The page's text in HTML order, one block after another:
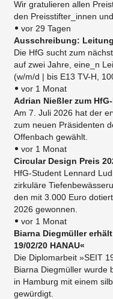
Wir gratulieren allen
den Preisstifter_innen
vor 29 Tagen
Ausschreibung:
Die HfG sucht zum
auf zwei Jahre, eine_n
(w/m/d | bis E13 TV-H,
vor 1 Monat
Adrian Nießler zum
Am 7. Juli 2026 hat der
zum neuen Präsidenten
Offenbach gewählt.
vor 1 Monat
Circular Design Preis
HfG-Student Lennard
zirkuläre
den mit 3.000 Euro
2026 gewonnen.
vor 1 Monat
Biarna Diegmüller
19/02/20 HANAU«
Die Diplomarbeit »SEIT
Biarna Diegmüller wurde
in Hamburg mit einem
gewürdigt.